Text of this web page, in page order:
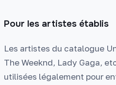
Pour les artistes établis
Les artistes du catalogue
The Weeknd, Lady Gaga,
utilisées légalement pour